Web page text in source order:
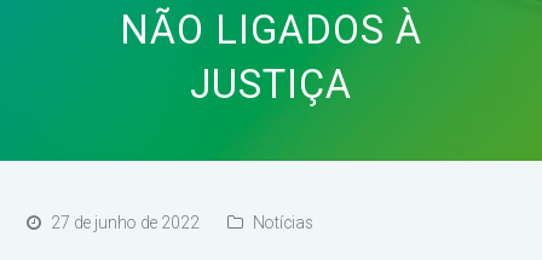
NÃO LIGADOS À
JUSTIÇA
27 de junho de 2022 Notícias